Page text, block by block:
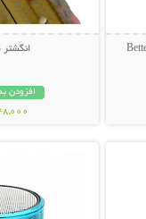
افزودن
148,000